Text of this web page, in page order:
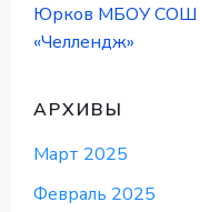
Юрков МБОУ СОШ
«Челлендж»
АРХИВЫ
Март 2025
Февраль 2025